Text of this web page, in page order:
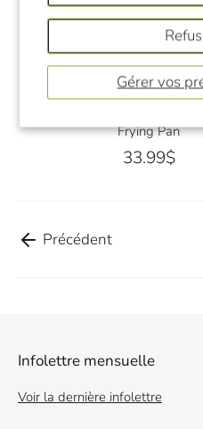
Gérer vos
Wild Mushroom Cookbook:
Frying Pan
33.99$
Précédent
Infolettre mensuelle
Voir la dernière infolettre